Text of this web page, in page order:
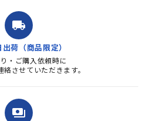
商品到着も早く、品
やすさで満足していま
、リピートするときは
お...
local_shipping
荷（商品限定）
・ご購入依頼時に
させていただきます。
payments